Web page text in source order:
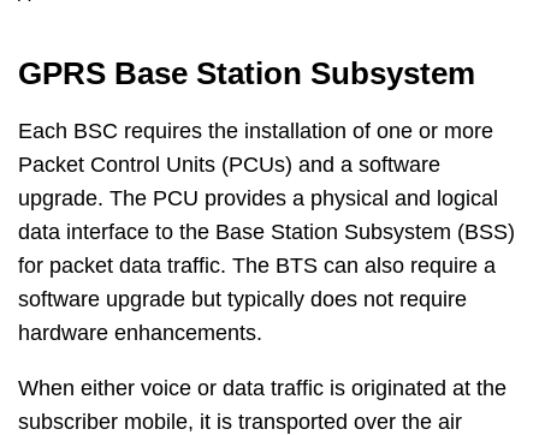
GPRS Base Station Subsystem
Each BSC requires the installation of one or more
Packet Control Units (PCUs) and a software
upgrade. The PCU provides a physical and logical
data interface to the Base Station Subsystem (BSS)
for packet data traffic. The BTS can also require a
software upgrade but typically does not require
hardware enhancements.
When either voice or data traffic is originated at the
subscriber mobile, it is transported over the air